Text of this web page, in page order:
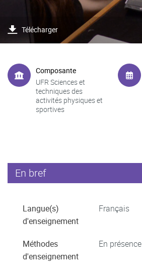
Télécharger
Composante
UFR Sciences et
techniques des
activités physiques et
sportives
En bref
Langue(s)
d'enseignement
Français
Méthodes
d'enseignement
En présence